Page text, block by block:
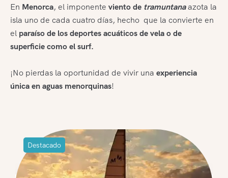
En Menorca, el imponente viento de tramuntanaazota la
isla uno de cada cuatro días, hecho que la convierte en
el paraíso de los deportes acuáticos de vela o de
superficie como el surf.
¡No pierdas la oportunidad de vivir una experiencia
única en aguas menorquinas!
Destacado